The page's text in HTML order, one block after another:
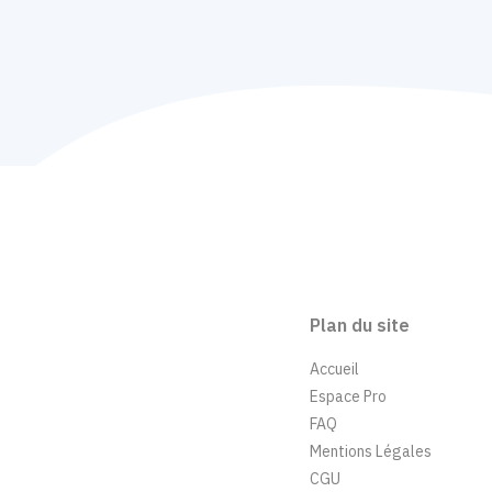
Plan du site
Accueil
Espace Pro
FAQ
Mentions Légales
CGU